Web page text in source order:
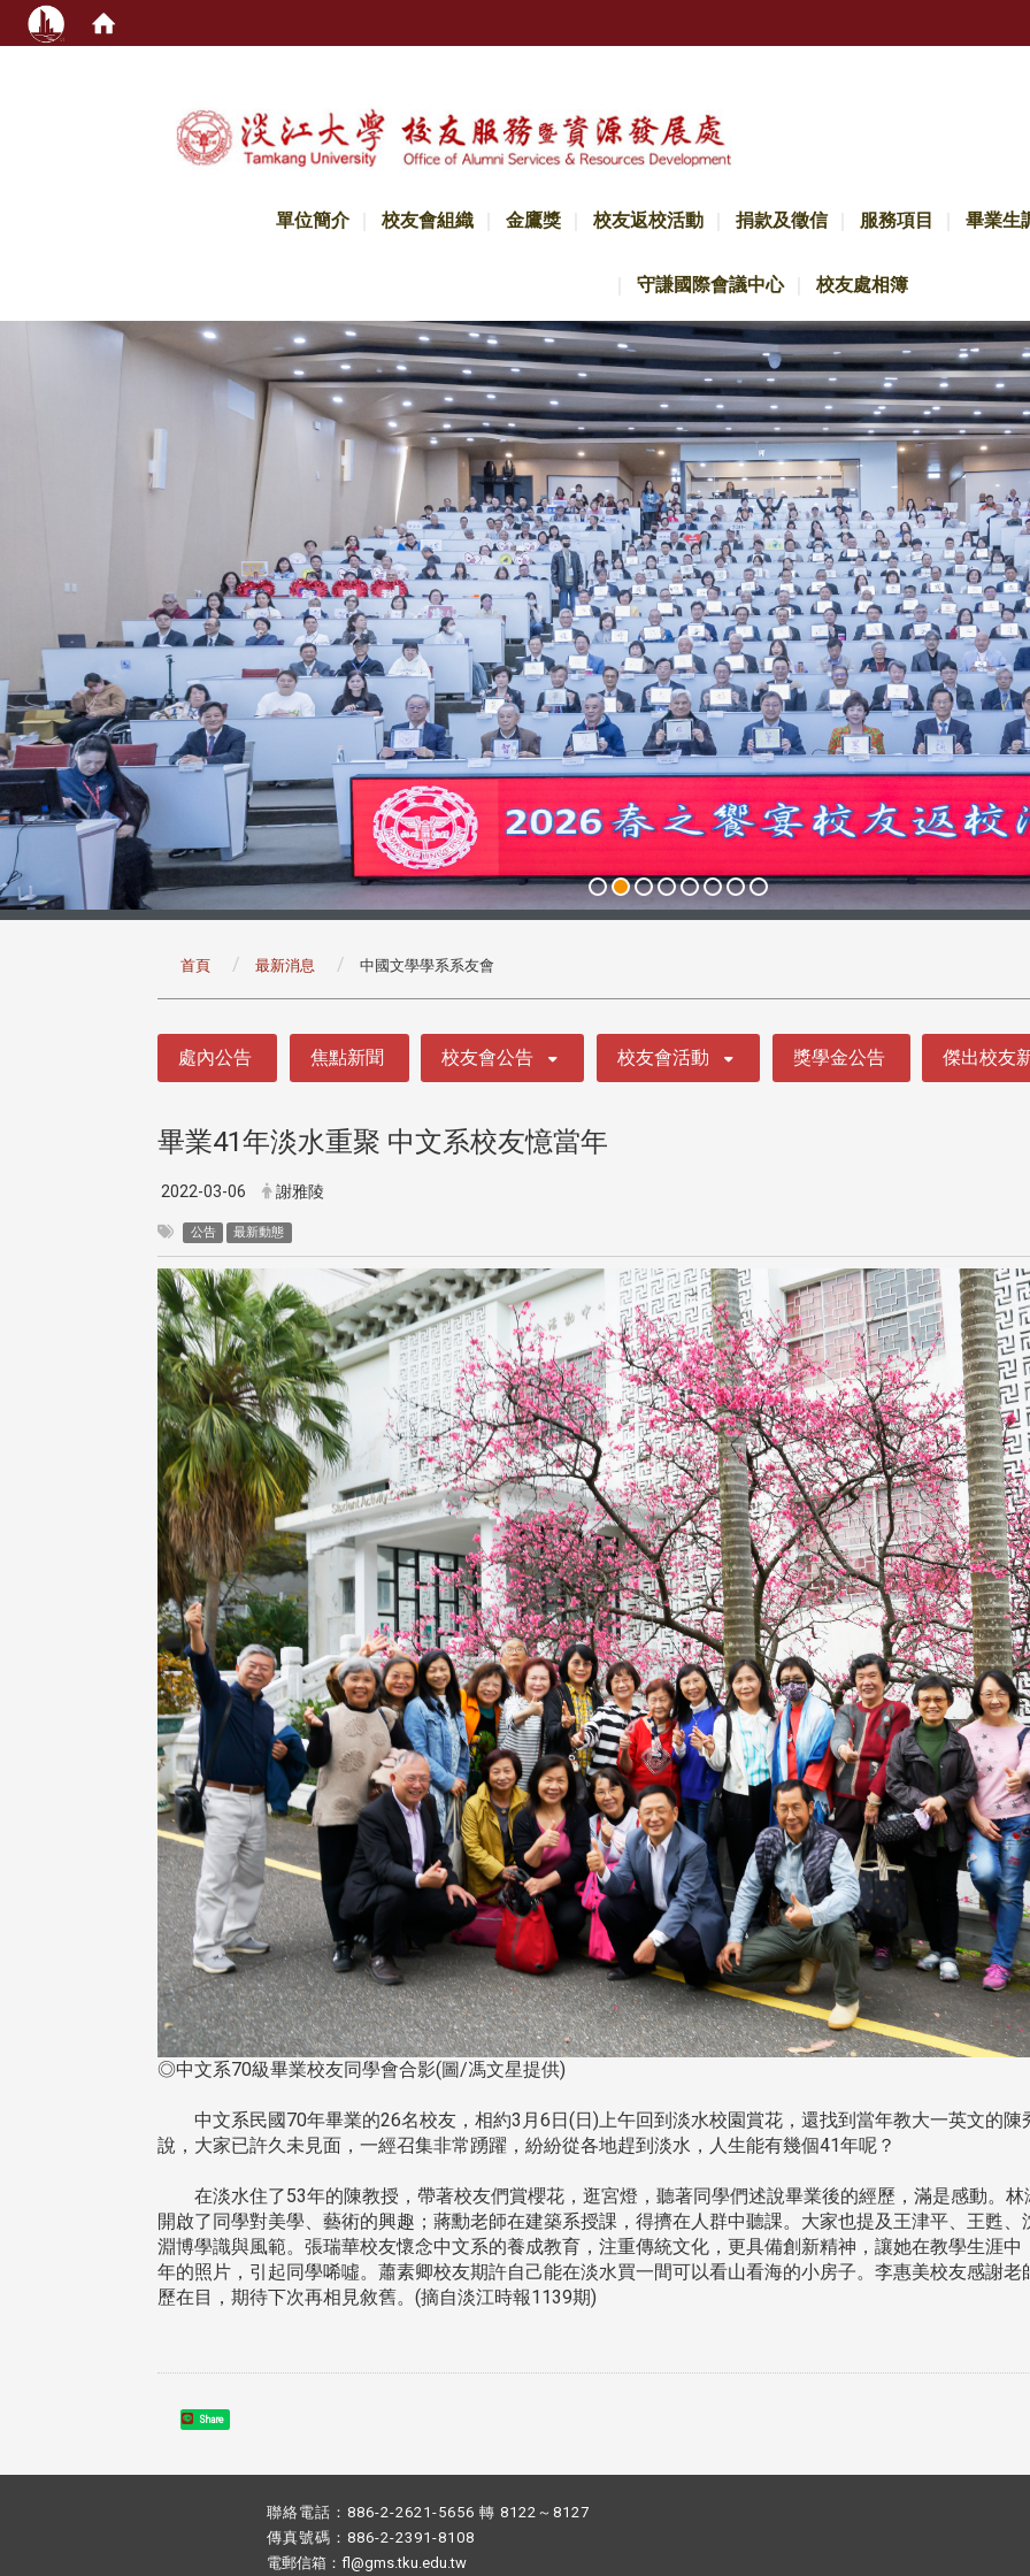
單位簡介 校友會組織 金鷹獎 校友返校活動 捐款及徵信 服務項目 畢業生
守謙國際會議中心 校友處相簿
首頁 最新消息 中國文學學系系友會
處內公告 焦點新聞 校友會公告 校友會活動 獎學金公告 傑出校友
畢業41年淡水重聚 中文系校友憶當年
2022-03-06 謝雅陵
公告 最新動態
◎中文系70級畢業校友同學會合影(圖/馮文星提供)
中文系民國70年畢業的26名校友，相約3月6日(日)上午回到淡水校園賞花，還找到當年教大一英文的陳
說，大家已許久未見面，一經召集非常踴躍，紛紛從各地趕到淡水，人生能有幾個41年呢？
在淡水住了53年的陳教授，帶著校友們賞櫻花，逛宮燈，聽著同學們述說畢業後的經歷，滿是感動。林
開啟了同學對美學、藝術的興趣；蔣勳老師在建築系授課，得擠在人群中聽課。大家也提及王津平、王甦
淵博學識與風範。張瑞華校友懷念中文系的養成教育，注重傳統文化，更具備創新精神，讓她在教學生涯
年的照片，引起同學唏噓。蕭素卿校友期許自己能在淡水買一間可以看山看海的小房子。李惠美校友感謝
歷在目，期待下次再相見敘舊。(摘自淡江時報1139期)
Share
聯絡電話：886-2-2621-5656 轉 8122～8127
傳真號碼：886-2-2391-8108
電郵信箱：fl@gms.tku.edu.tw